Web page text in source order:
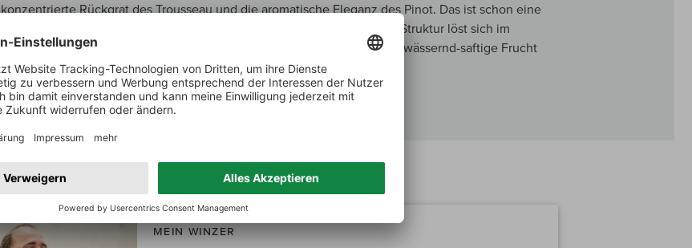
konzentrierte Rückgrat des Trousseau und die aromatische Eleganz des Pinot. Das ist schon eine
feine Kombination, die Sorten ergänzen sich hervorragend. Die griffige Struktur löst sich im
Nachhall recht schnell in feines Salz auf und dann bleibt nur noch mundwässernd-saftige Frucht
am Gaumen stehen, würzig, nachhhaltig, pur. Ein Jura-Unikum.
MEIN WINZER